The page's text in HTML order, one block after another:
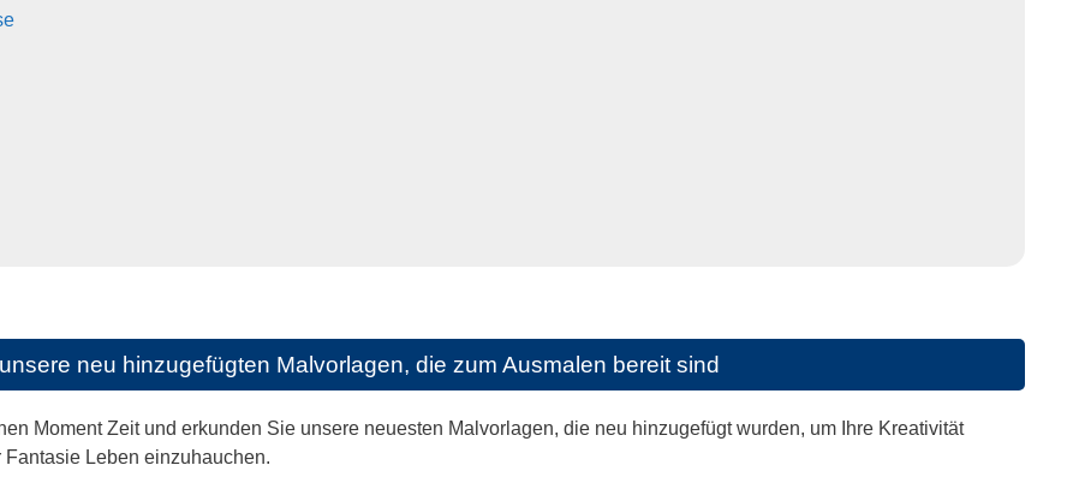
neu hinzugefügten Malvorlagen, die zum Ausmalen bereit sind
Moment Zeit und erkunden Sie unsere neuesten Malvorlagen, die neu hinzugefügt wurden, um Ihre Kreativität
Leben einzuhauchen.